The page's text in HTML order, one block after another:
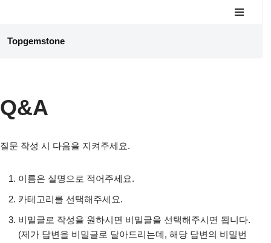
너
뛰
Topgemstone
Q&A
질문 작성 시 다음을 지켜주세요.
이름은 실명으로 적어주세요.
카테고리를 선택해주세요.
비밀글로 작성을 원하시면 비밀글을 선택해주시면 됩니다.
(제가 답변을 비밀글로 달아드리는데, 해당 답변의 비밀번